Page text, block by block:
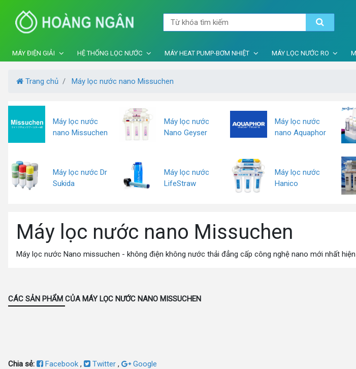
MÁY ĐIỆN GIẢI HỆ THỐNG LỌC NƯỚC MÁY HEAT PUMP-BƠM NHIỆT MÁY LỌC NƯỚC RO
Trang chủ Máy lọc nước nano Missuchen
Máy lọc nước
nano Missuchen
Máy lọc nước
Nano Geyser
Máy lọc nước
nano Aquaphor
Máy lọc nước Dr
Sukida
Máy lọc nước
LifeStraw
Máy lọc nước
Hanico
Máy lọc nước nano Missuchen
Máy lọc nước Nano missuchen - không điện không nước thải đẳng cấp công nghệ nano mới nhất
CÁC SẢN PHẨM CỦA MÁY LỌC NƯỚC NANO MISSUCHEN
Chia sẻ: Facebook , Twitter , Google